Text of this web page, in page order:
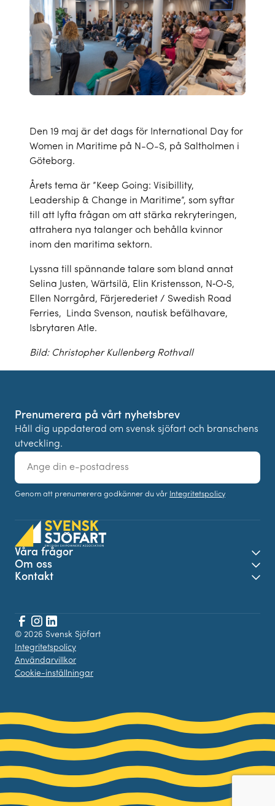
Den 19 maj är det dags för International Day for
Women in Maritime på N-O-S, på Saltholmen i
Göteborg.
Årets tema är ”Keep Going: Visibillity,
Leadership & Change in Maritime”, som syftar
till att lyfta frågan om att stärka rekryteringen,
attrahera nya talanger och behålla kvinnor
inom den maritima sektorn.
Lyssna till spännande talare som bland annat
Selina Justen, Wärtsilä, Elin Kristensson, N‑O‑S,
Ellen Norrgård, Färjerederiet / Swedish Road
Ferries, Linda Svenson, nautisk befälhavare,
Isbrytaren Atle.
Bild: Christopher Kullenberg Rothvall
Prenumerera på vårt nyhetsbrev
Håll dig uppdaterad om svensk sjöfart och branschens
utveckling.
E-
post
Genom att prenumerera godkänner du vår Integritetspolicy
Våra frågor
Om oss
Kontakt
© 2026 Svensk Sjöfart
Integritetspolicy
Användarvillkor
Cookie-inställningar
Facebook
Instagram
LinkedIn